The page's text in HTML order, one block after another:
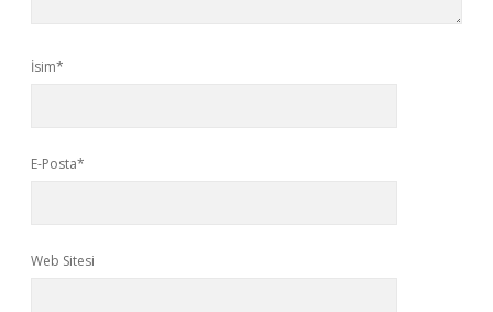
İsim*
E-Posta*
Web Sitesi